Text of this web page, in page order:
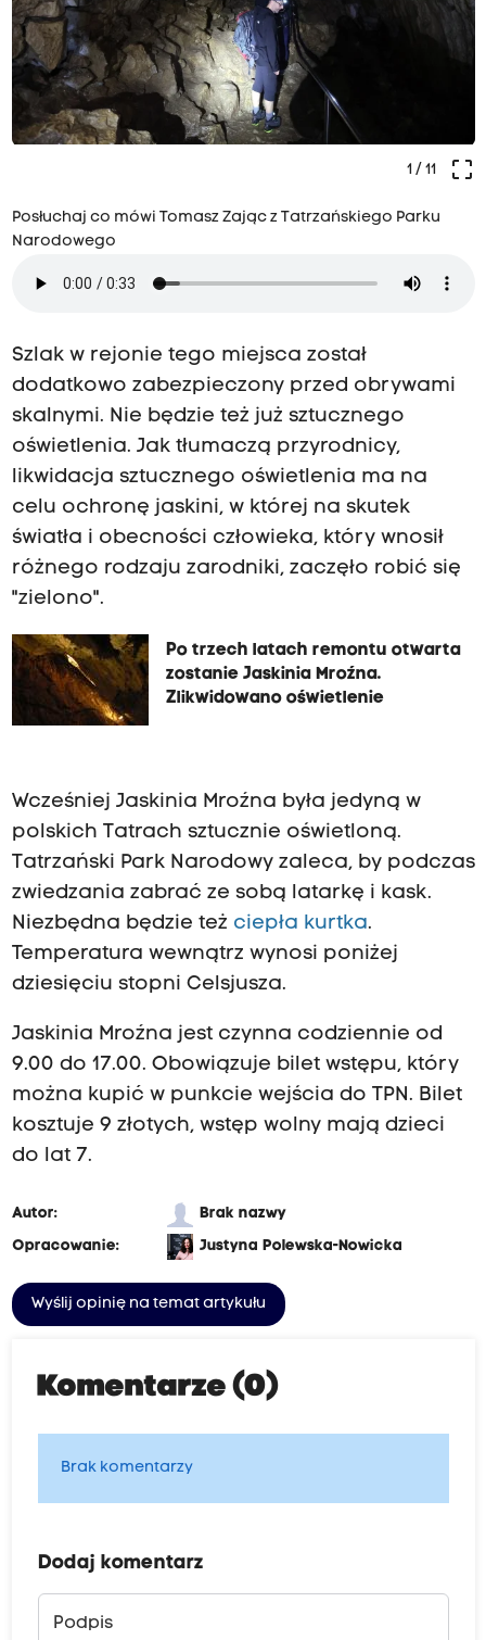
crop_free
1/ 11
Posłuchaj co mówi Tomasz Zając z Tatrzańskiego Parku
Narodowego
Szlak w rejonie tego miejsca został
dodatkowo zabezpieczony przed obrywami
skalnymi. Nie będzie też już sztucznego
oświetlenia. Jak tłumaczą przyrodnicy,
likwidacja sztucznego oświetlenia ma na
celu ochronę jaskini, w której na skutek
światła i obecności człowieka, który wnosił
różnego rodzaju zarodniki, zaczęło robić się
"zielono".
Po trzech latach remontu otwarta
zostanie Jaskinia Mroźna.
Zlikwidowano oświetlenie
Wcześniej Jaskinia Mroźna była jedyną w
polskich Tatrach sztucznie oświetloną.
Tatrzański Park Narodowy zaleca, by podczas
zwiedzania zabrać ze sobą latarkę i kask.
Niezbędna będzie też ciepła kurtka.
Temperatura wewnątrz wynosi poniżej
dziesięciu stopni Celsjusza.
Jaskinia Mroźna jest czynna codziennie od
9.00 do 17.00. Obowiązuje bilet wstępu, który
można kupić w punkcie wejścia do TPN. Bilet
kosztuje 9 złotych, wstęp wolny mają dzieci
do lat 7.
Autor:
Brak nazwy
Opracowanie:
Justyna Polewska-Nowicka
Wyślij opinię na temat artykułu
Komentarze (0)
Brak komentarzy
Dodaj komentarz
Podpis